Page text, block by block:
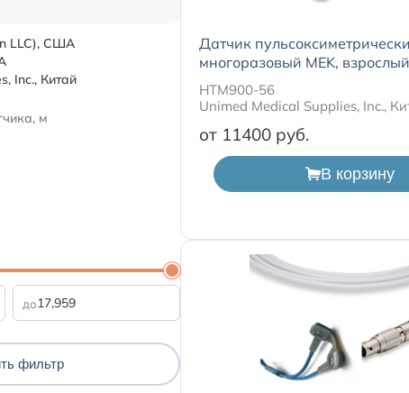
LLC), США
Inc., Китай
м
до
фильтр
Датчик
многоразовый MEK,
HTM900-56
Unimed Medical Supplies, Inc.,
от 11400
В корзину